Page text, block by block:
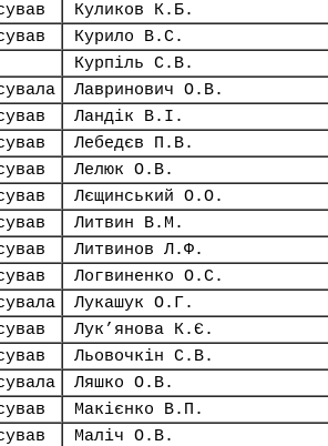
Куликов К.Б.
Курило В.С.
Курпіль С.В.
Лавринович О.В.
Ландік В.І.
Лебедєв П.В.
Лелюк О.В.
Лєщинський О.О.
Литвин В.М.
Литвинов Л.Ф.
Логвиненко О.С.
Лукашук О.Г.
Лук’янова К.Є.
Льовочкін С.В.
Ляшко О.В.
Макієнко В.П.
Маліч О.В.